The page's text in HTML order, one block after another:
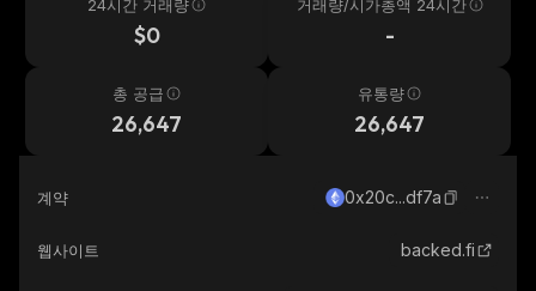
24시간 거래량
$0
거래량/시가총액 24시간
-
총 공급
26,647
유통량
26,647
계약 0x20c...df7a
웹사이트 backed.fi